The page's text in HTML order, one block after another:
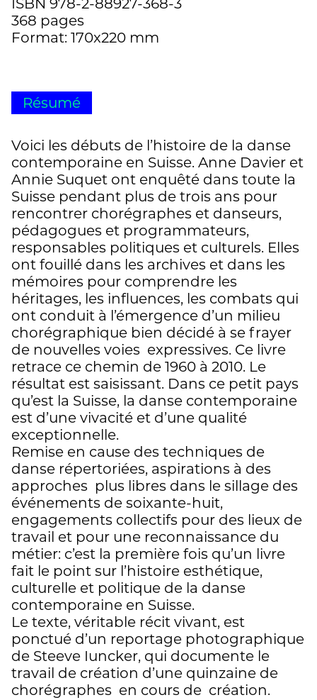
ISBN 978-2-88927-368-3
368 pages
Format: 170x220 mm
Résumé
Voici les débuts de l’histoire de la danse
contemporaine en Suisse. Anne Davier et
Annie Suquet ont enquêté dans toute la
Suisse pendant plus de trois ans pour
rencontrer chorégraphes et danseurs,
pédagogues et programmateurs,
responsables politiques et culturels. Elles
ont fouillé dans les archives et dans les
mémoires pour comprendre les
héritages, les influences, les combats qui
ont conduit à l’émergence d’un milieu
chorégraphique bien décidé à se frayer
de nouvelles voies expressives. Ce livre
retrace ce chemin de 1960 à 2010. Le
résultat est saisissant. Dans ce petit pays
qu’est la Suisse, la danse contemporaine
est d’une vivacité et d’une qualité
exceptionnelle.
Remise en cause des techniques de
danse répertoriées, aspirations à des
approches plus libres dans le sillage des
événements de soixante-huit,
engagements collectifs pour des lieux de
travail et pour une reconnaissance du
métier: c’est la première fois qu’un livre
fait le point sur l’histoire esthétique,
culturelle et politique de la danse
contemporaine en Suisse.
Le texte, véritable récit vivant, est
ponctué d’un reportage photographique
de Steeve Iuncker, qui documente le
travail de création d’une quinzaine de
chorégraphes en cours de création.